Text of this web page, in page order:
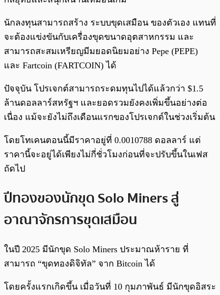
นักลงทุนสามารถสร้าง ระบบขุดเสมือน ของตัวเอง แทนที่
จะต้องแข่งขันกับเครื่องขุดขนาดอุตสาหกรรม และ
สามารถสะสมเหรียญมีมยอดนิยมอย่าง Pepe (PEPE)
และ Fartcoin (FARTCOIN) ได้
ปัจจุบัน โปรเจกต์สามารถระดมทุนไปได้แล้วกว่า $1.5
ล้านดอลลาร์สหรัฐฯ และยอดรวมยังคงเพิ่มขึ้นอย่างต่อ
เนื่อง แม้จะยังไม่ถึงเดือนแรกของโปรเจกต์ในช่วงเริ่มต้น
โดยโทเคนตอนนี้มีราคาอยู่ที่ 0.0010788 ดอลลาร์ แต่
ราคานี้จะอยู่ได้เพียงไม่กี่ชั่วโมงก่อนที่จะปรับขึ้นในเฟส
ถัดไป
ปีทองของนักขุด Solo Miners สู่
อาณาจักรการขุดเสมือน
ในปี 2025 มีนักขุด Solo Miners ประมาณห้าราย ที่
สามารถ “ขุดทองดิจิทัล” จาก Bitcoin ได้
โดยครั้งแรกเกิดขึ้น เมื่อวันที่ 10 กุมภาพันธ์ มีนักขุดอิสระ